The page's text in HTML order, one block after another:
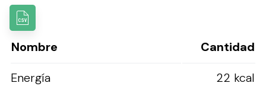
Nombre
Cantidad
Energía
22 kcal